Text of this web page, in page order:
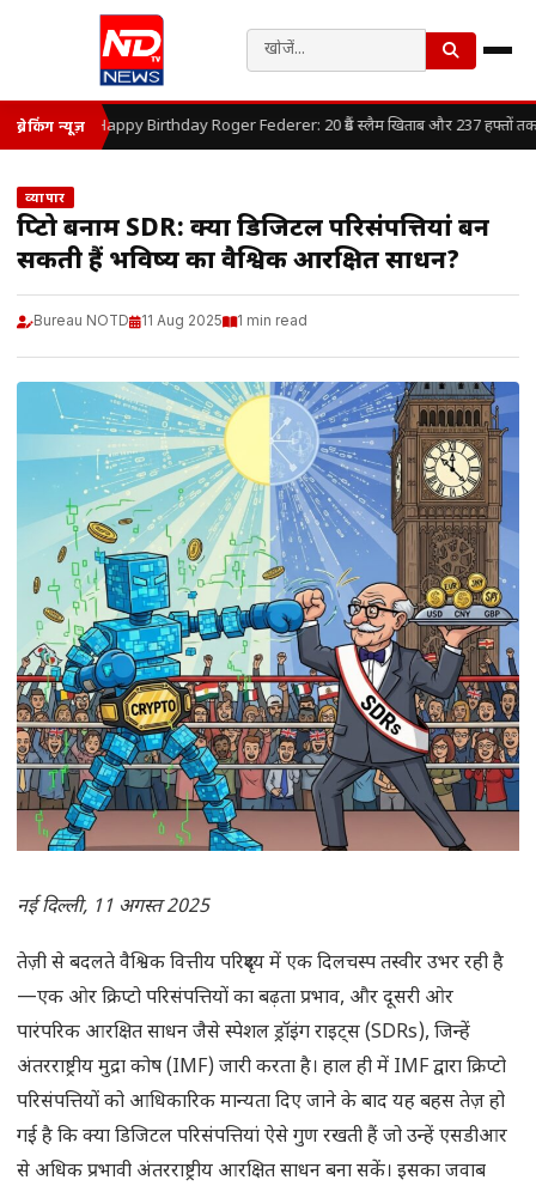
ब्रेकिंग न्यूज़ Happy Birthday Roger Federer: 20 ग्रैंड स्लैम खिताब और 237 हफ्तों
व्यापार
क्रिप्टो बनाम SDR: क्या डिजिटल परिसंपत्तियां बन
सकती हैं भविष्य का वैश्विक आरक्षित साधन?
Bureau NOTD 11 Aug 2025 1 min read
नई दिल्ली, 11 अगस्त 2025
तेज़ी से बदलते वैश्विक वित्तीय परिदृश्य में एक दिलचस्प तस्वीर उभर रही है
—एक ओर क्रिप्टो परिसंपत्तियों का बढ़ता प्रभाव, और दूसरी ओर
पारंपरिक आरक्षित साधन जैसे स्पेशल ड्रॉइंग राइट्स (SDRs), जिन्हें
अंतरराष्ट्रीय मुद्रा कोष (IMF) जारी करता है। हाल ही में IMF द्वारा क्रिप्टो
परिसंपत्तियों को आधिकारिक मान्यता दिए जाने के बाद यह बहस तेज़ हो
गई है कि क्या डिजिटल परिसंपत्तियां ऐसे गुण रखती हैं जो उन्हें एसडीआर
से अधिक प्रभावी अंतरराष्ट्रीय आरक्षित साधन बना सकें। इसका जवाब